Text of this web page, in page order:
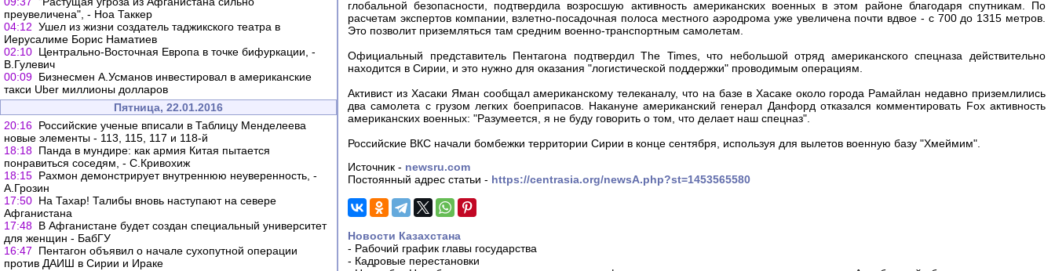
преувеличена", - Ноа Таккер
04:12 Ушел из жизни создатель таджикского театра в
Иерусалиме Борис Наматиев
02:10 Центрально-Восточная Европа в точке бифуркации, -
В.Гулевич
00:09 Бизнесмен А.Усманов инвестировал в американские
такси Uber миллионы долларов
Пятница, 22.01.2016
20:16 Российские ученые вписали в Таблицу Менделеева
новые элементы - 113, 115, 117 и 118-й
18:18 Панда в мундире: как армия Китая пытается
понравиться соседям, - С.Кривохиж
18:15 Рахмон демонстрирует внутреннюю неуверенность, -
А.Грозин
17:50 На Тахар! Талибы вновь наступают на севере
Афганистана
17:48 В Афганистане будет создан специальный университет
для женщин - БабГУ
16:47
Пентагон объявил о начале сухопутной операции
против ДАИШ в Сирии и Ираке
глобальной безопасности, подтвердила возросшую активность американских военных в этом районе благодаря спутникам. По
расчетам экспертов компании, взлетно-посадочная полоса местного аэродрома уже увеличена почти вдвое - с 700 до 1315 метров.
Это позволит приземляться там средним военно-транспортным самолетам.
Официальный представитель Пентагона подтвердил The Times, что небольшой отряд американского спецназа действительно
находится в Сирии, и это нужно для оказания "логистической поддержки" проводимым операциям.
Активист из Хасаки Яман сообщал американскому телеканалу, что на базе в Хасаке около города Рамайлан недавно приземлились
два самолета с грузом легких боеприпасов. Накануне американский генерал Данфорд отказался комментировать Fox активность
американских военных: "Разумеется, я не буду говорить о том, что делает наш спецназ".
Российские ВКС начали бомбежки территории Сирии в конце сентября, используя для вылетов военную базу "Хмеймим".
Источник - newsru.com
Постоянный адрес статьи - https://centrasia.org/newsA.php?st=1453565580
Новости Казахстана
- Рабочий график главы государства
- Кадровые перестановки